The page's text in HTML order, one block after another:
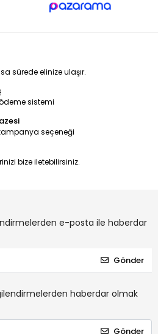
sürede elinize ulaşır.
sistemi
seçeneği
bize iletebilirsiniz.
e-posta ile haberdar
Gönder
haberdar olmak
Gönder